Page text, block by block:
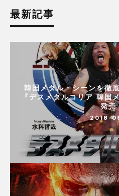
最新記事
韓国メタル・シーンを徹
『デスメタルコリア 韓国
発売
2018-